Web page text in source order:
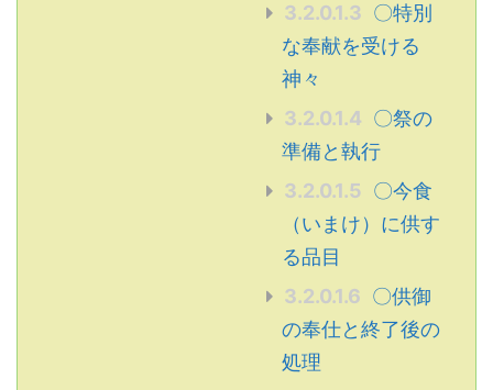
3.2.0.1.3 〇特別
な奉献を受ける
神々
3.2.0.1.4 〇祭の
準備と執行
3.2.0.1.5
〇今食
（いまけ）に供す
る品目
3.2.0.1.6 〇供御
の奉仕と終了後の
処理